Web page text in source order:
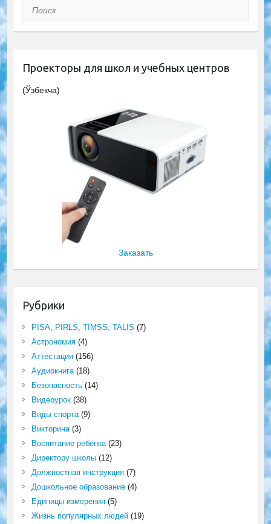
Поиск
Проекторы для школ и учебных центров
(Ўзбекча)
Заказать
Рубрики
PISA, PIRLS, TIMSS, TALIS (7)
Астрономия(4)
Аттестация(156)
Аудиокнига(18)
Безопасность(14)
Видеоурок(38)
Виды спорта(9)
Викторина(3)
Воспитание ребёнка(23)
Директору школы(12)
Должностная инструкция(7)
Дошкольное образование(4)
Единицы измерения(5)
Жизнь популярных людей(19)